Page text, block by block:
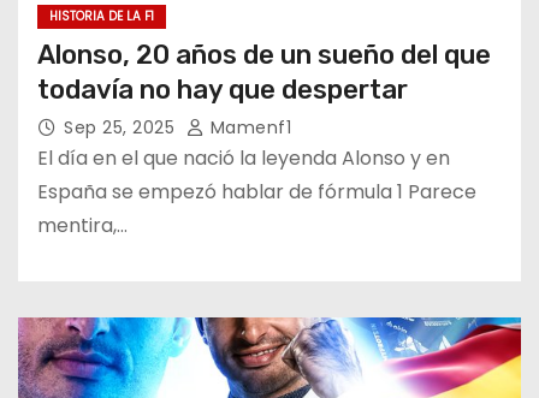
HISTORIA DE LA F1
Alonso, 20 años de un sueño del que
todavía no hay que despertar
Sep 25, 2025 Mamenf1
El día en el que nació la leyenda Alonso y en
España se empezó hablar de fórmula 1 Parece
mentira,…